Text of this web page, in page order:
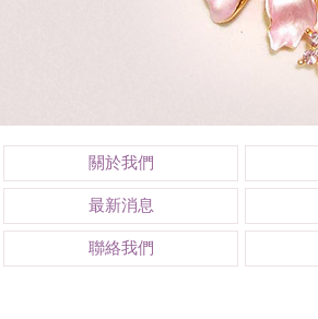
關於我們
最新消息
聯絡我們